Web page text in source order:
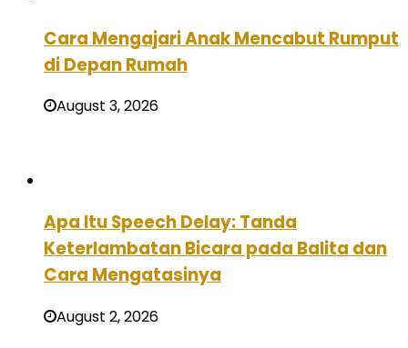
Cara Mengajari Anak Mencabut Rumput
di Depan Rumah
August 3, 2026
Apa Itu Speech Delay: Tanda
Keterlambatan Bicara pada Balita dan
Cara Mengatasinya
August 2, 2026